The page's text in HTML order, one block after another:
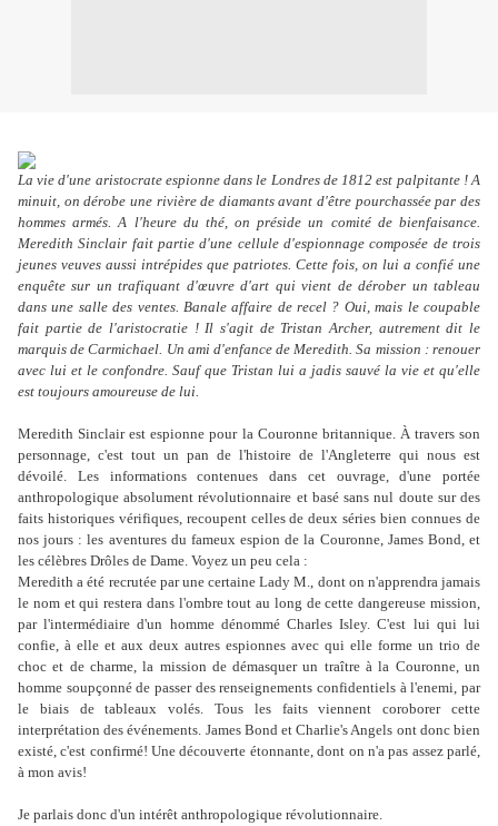
La vie d'une aristocrate espionne dans le Londres de 1812 est palpitante ! A
minuit, on dérobe une rivière de diamants avant d'être pourchassée par des
hommes armés. A l'heure du thé, on préside un comité de bienfaisance.
Meredith Sinclair fait partie d'une cellule d'espionnage composée de trois
jeunes veuves aussi intrépides que patriotes. Cette fois, on lui a confié une
enquête sur un trafiquant d'œuvre d'art qui vient de dérober un tableau
dans une salle des ventes. Banale affaire de recel ? Oui, mais le coupable
fait partie de l'aristocratie ! Il s'agit de Tristan Archer, autrement dit le
marquis de Carmichael. Un ami d'enfance de Meredith. Sa mission : renouer
avec lui et le confondre. Sauf que Tristan lui a jadis sauvé la vie et qu'elle
est toujours amoureuse de lui.
Meredith Sinclair est espionne pour la Couronne britannique. À travers son
personnage, c'est tout un pan de l'histoire de l'Angleterre qui nous est
dévoilé. Les informations contenues dans cet ouvrage, d'une portée
anthropologique absolument révolutionnaire et basé sans nul doute sur des
faits historiques vérifiques, recoupent celles de deux séries bien connues de
nos jours : les aventures du fameux espion de la Couronne, James Bond, et
les célèbres Drôles de Dame. Voyez un peu cela :
Meredith a été recrutée par une certaine Lady M., dont on n'apprendra jamais
le nom et qui restera dans l'ombre tout au long de cette dangereuse mission,
par l'intermédiaire d'un homme dénommé Charles Isley. C'est lui qui lui
confie, à elle et aux deux autres espionnes avec qui elle forme un trio de
choc et de charme, la mission de démasquer un traître à la Couronne, un
homme soupçonné de passer des renseignements confidentiels à l'enemi, par
le biais de tableaux volés. Tous les faits viennent coroborer cette
interprétation des événements. James Bond et Charlie's Angels ont donc bien
existé, c'est confirmé! Une découverte étonnante, dont on n'a pas assez parlé,
à mon avis!
Je parlais donc d'un intérêt anthropologique révolutionnaire.